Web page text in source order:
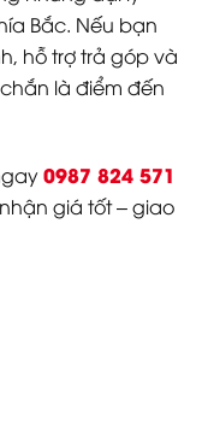
Bắc. Nếu bạn
hỗ trợ trả góp và
là điểm đến
0987 824 571
giá tốt – giao